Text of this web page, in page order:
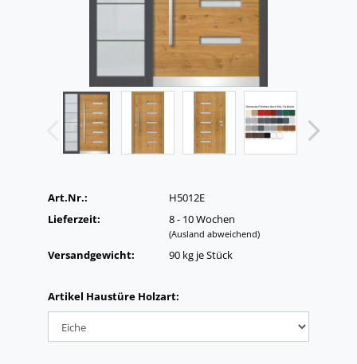
Art.Nr.:
H5012E
Lieferzeit:
8 - 10 Wochen
(Ausland abweichend)
Versandgewicht: 90kg je Stück
Artikel Haustüre Holzart: